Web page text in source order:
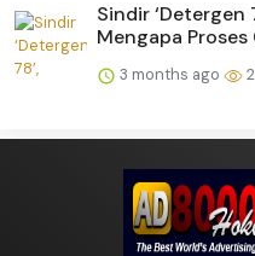
Sindir ‘Detergen
Mengapa Proses
3 months ago